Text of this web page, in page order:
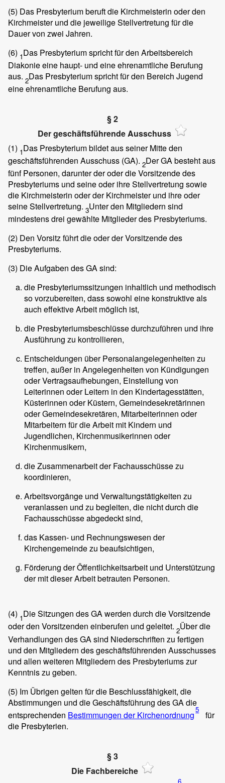
(5) Das Presbyterium beruft die Kirchmeisterin oder den
Kirchmeister und die jeweilige Stellvertretung für die
Dauer von zwei Jahren.
(6) 1Das Presbyterium spricht für den Arbeitsbereich
Diakonie eine haupt- und eine ehrenamtliche Berufung
aus. 2Das Presbyterium spricht für den Bereich Jugend
eine ehrenamtliche Berufung aus.
§ 2
Der geschäftsführende Ausschuss
(1) 1Das Presbyterium bildet aus seiner Mitte den
geschäftsführenden Ausschuss (GA). 2Der GA besteht aus
fünf Personen, darunter der oder die Vorsitzende des
Presbyteriums und seine oder ihre Stellvertretung sowie
die Kirchmeisterin oder der Kirchmeister und ihre oder
seine Stellvertretung. 3Unter den Mitgliedern sind
mindestens drei gewählte Mitglieder des Presbyteriums.
(2) Den Vorsitz führt die oder der Vorsitzende des
Presbyteriums.
(3) Die Aufgaben des GA sind:
die Presbyteriumssitzungen inhaltlich und methodisch
so vorzubereiten, dass sowohl eine konstruktive als
auch effektive Arbeit möglich ist,
die Presbyteriumsbeschlüsse durchzuführen und ihre
Ausführung zu kontrollieren,
Entscheidungen über Personalangelegenheiten zu
treffen, außer in Angelegenheiten von Kündigungen
oder Vertragsaufhebungen, Einstellung von
Leiterinnen oder Leitern in den Kindertagesstätten,
Küsterinnen oder Küstern, Gemeindesekretärinnen
oder Gemeindesekretären, Mitarbeiterinnen oder
Mitarbeitern für die Arbeit mit Kindern und
Jugendlichen, Kirchenmusikerinnen oder
Kirchenmusikern,
die Zusammenarbeit der Fachausschüsse zu
koordinieren,
Arbeitsvorgänge und Verwaltungstätigkeiten zu
veranlassen und zu begleiten, die nicht durch die
Fachausschüsse abgedeckt sind,
das Kassen- und Rechnungswesen der
Kirchengemeinde zu beaufsichtigen,
Förderung der Öffentlichkeitsarbeit und Unterstützung
der mit dieser Arbeit betrauten Personen.
(4) 1Die Sitzungen des GA werden durch die Vorsitzende
oder den Vorsitzenden einberufen und geleitet. 2Über die
Verhandlungen des GA sind Niederschriften zu fertigen
und den Mitgliedern des geschäftsführenden Ausschusses
und allen weiteren Mitgliedern des Presbyteriums zur
Kenntnis zu geben.
(5) Im Übrigen gelten für die Beschlussfähigkeit, die
Abstimmungen und die Geschäftsführung des GA die
entsprechenden Bestimmungen der Kirchenordnung5
für
die Presbyterien.
§ 3
Die Fachbereiche